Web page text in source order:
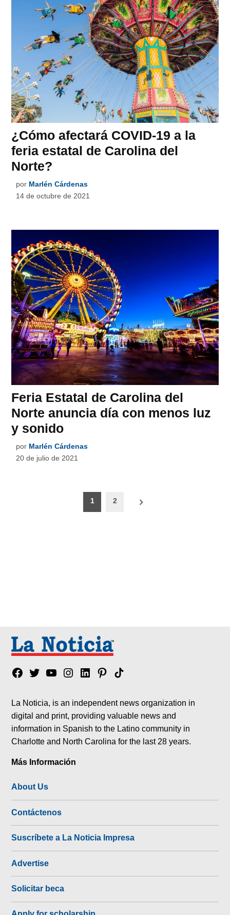
¿Cómo afectará COVID-19 a la
feria estatal de Carolina del
Norte?
por Marlén Cárdenas
14 de octubre de 2021
Feria Estatal de Carolina del
Norte anuncia día con menos luz
y sonido
por Marlén Cárdenas
20 de julio de 2021
1 2
Facebook
TwitterYouTubeInstagram
LinkedinPinterest
Tik
La Noticia, is an independent news organization in
digital and print, providing valuable news and
information in Spanish to the Latino community in
Charlotte and North Carolina for the last 28 years.
Más Información
About Us
Contáctenos
Suscríbete a La Noticia Impresa
Advertise
Solicitar beca